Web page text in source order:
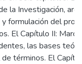
la Investigación,
formulación del
El Capítulo II:
las bases
términos. El